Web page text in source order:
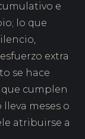
e
lo que
extra
se hace
cumplen
meses o
atribuirse a